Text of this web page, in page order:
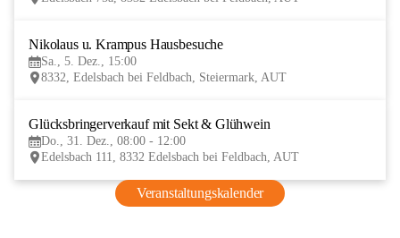
Nikolaus u. Krampus Hausbesuche
Sa., 5. Dez., 15:00
8332, Edelsbach bei Feldbach, Steiermark, AUT
Glücksbringerverkauf mit Sekt & Glühwein
Do., 31. Dez., 08:00 - 12:00
Edelsbach 111, 8332 Edelsbach bei Feldbach, AUT
Veranstaltungskalender